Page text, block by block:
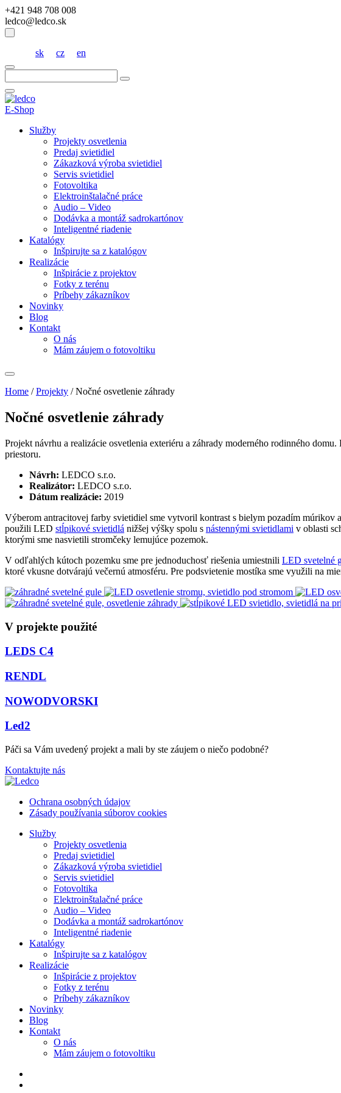
+421 948 708 008
ledco@ledco.sk
sk cz en
E-Shop
Služby
Projekty osvetlenia
Predaj svietidiel
Zákazková výroba svietidiel
Servis svietidiel
Fotovoltika
Elektroinštalačné práce
Audio – Video
Dodávka a montáž sadrokartónov
Inteligentné riadenie
Katalógy
Inšpirujte sa z katalógov
Realizácie
Inšpirácie z projektov
Fotky z terénu
Príbehy zákazníkov
Novinky
Blog
Kontakt
O nás
Mám záujem o fotovoltiku
Home /Projekty /Nočné osvetlenie záhrady
Nočné osvetlenie záhrady
Projekt návrhu a realizácie osvetlenia exteriéru a záhrady moderného rodinného
priestoru.
Návrh: LEDCO s.r.o.
Realizátor: LEDCO s.r.o.
Dátum realizácie: 2019
Výberom antracitovej farby svietidiel sme vytvoril kontrast s bielym pozadím
použili LED stĺpikové svietidlá nižšej výšky spolu s nástennými svietidlami v oblasti
ktorými sme nasvietili stromčeky lemujúce pozemok.
V odľahlých kútoch pozemku sme pre jednoduchosť riešenia umiestnili LED svetelné
ktoré vkusne dotvárajú večernú atmosféru. Pre podsvietenie mostíka sme využili na
V projekte použité
LEDS C4
RENDL
NOWODVORSKI
Led2
Páči sa Vám uvedený projekt a mali by ste záujem o niečo podobné?
Kontaktujte nás
Ochrana osobných údajov
Zásady používania súborov cookies
Služby
Projekty osvetlenia
Predaj svietidiel
Zákazková výroba svietidiel
Servis svietidiel
Fotovoltika
Elektroinštalačné práce
Audio – Video
Dodávka a montáž sadrokartónov
Inteligentné riadenie
Katalógy
Inšpirujte sa z katalógov
Realizácie
Inšpirácie z projektov
Fotky z terénu
Príbehy zákazníkov
Novinky
Blog
Kontakt
O nás
Mám záujem o fotovoltiku